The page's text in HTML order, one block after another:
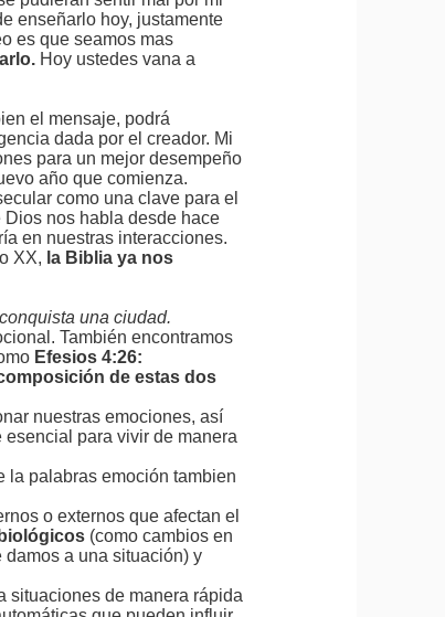
enseñarlo hoy, justamente
es que seamos mas
Hoy ustedes vana a
el mensaje, podrá
dada por el creador. Mi
para un mejor desempeño
año que comienza.
como una clave para el
nos habla desde hace
en nuestras interacciones.
XX, la Biblia ya nos
una ciudad.
También encontramos
Efesios 4:26:
de estas dos
nuestras emociones, así
para vivir de manera
la palabras emoción tambien
o externos que afectan el
biológicos (como cambios en
a una situación) y
situaciones de manera rápida